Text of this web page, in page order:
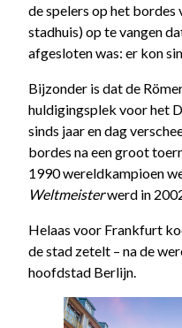
de spelers op het
stadhuis) op te vangen
afgesloten was: er kon
Bijzonder is dat de
huldigingsplek voor het
sinds jaar en dag
bordes na een groot
1990 wereldkampioen
Weltmeisterwerd in
Helaas voor Frankfurt
de stad zetelt – na de
hoofdstad Berlijn.